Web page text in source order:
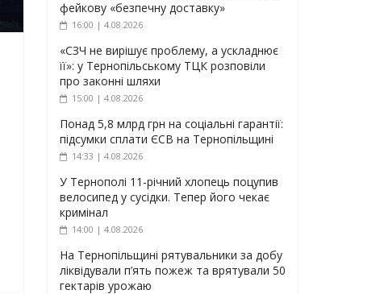
фейкову «безпечну доставку»
16:00 | 4.08.2026
«СЗЧ не вирішує проблему, а ускладнює
її»: у Тернопільському ТЦК розповіли
про законні шляхи
15:00 | 4.08.2026
Понад 5,8 млрд грн на соціальні гарантії:
підсумки сплати ЄСВ на Тернопільщині
14:33 | 4.08.2026
У Тернополі 11-річний хлопець поцупив
велосипед у сусідки. Тепер його чекає
кримінал
14:00 | 4.08.2026
На Тернопільщині рятувальники за добу
ліквідували п’ять пожеж та врятували 50
гектарів урожаю